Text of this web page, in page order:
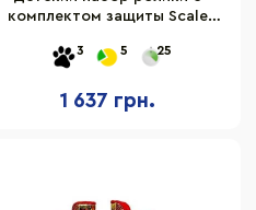
комплектом защиты Scale
29-33 защита, шлем
3 5 25
1 637 грн.